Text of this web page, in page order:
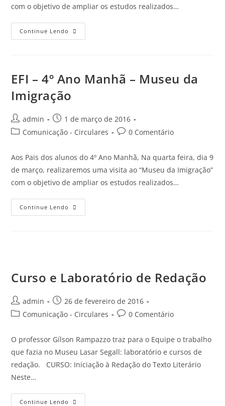
com o objetivo de ampliar os estudos realizados…
Continue Lendo
EFI – 4º Ano Manhã – Museu da
Imigração
admin
1 de março de 2016
Comunicação - Circulares
0 Comentário
Aos Pais dos alunos do 4º Ano Manhã, Na quarta feira, dia 9
de março, realizaremos uma visita ao “Museu da Imigração”
com o objetivo de ampliar os estudos realizados…
Continue Lendo
Curso e Laboratório de Redação
admin
26 de fevereiro de 2016
Comunicação - Circulares
0 Comentário
O professor Gílson Rampazzo traz para o Equipe o trabalho
que fazia no Museu Lasar Segall: laboratório e cursos de
redação. CURSO: Iniciação à Redação do Texto Literário
Neste…
Continue Lendo